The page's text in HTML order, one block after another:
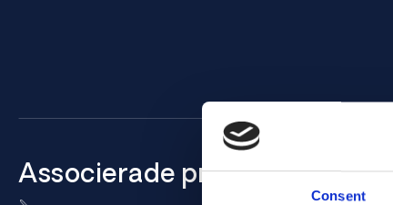
Consent
Associerade produkter